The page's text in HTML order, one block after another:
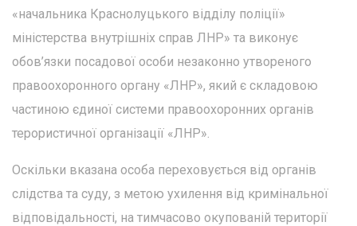
«начальника Краснолуцького відділу поліції»
міністерства внутрішніх справ ЛНР» та виконує
обов’язки посадової особи незаконно утвореного
правоохоронного органу «ЛНР», який є складовою
частиною єдиної системи правоохоронних органів
терористичної організації «ЛНР».
Оскільки вказана особа переховується від органів
слідства та суду, з метою ухилення від кримінальної
відповідальності, на тимчасово окупованій території